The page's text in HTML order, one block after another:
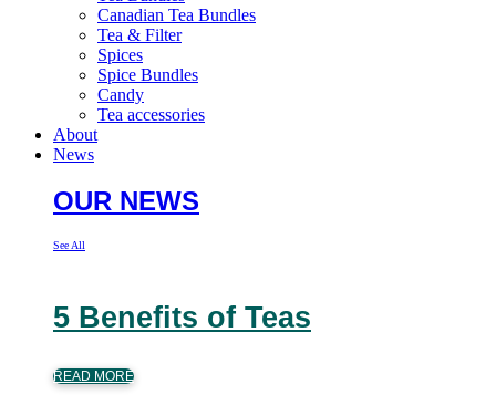
Canadian Tea Bundles
Tea & Filter
Spices
Spice Bundles
Candy
Tea accessories
About
News
OUR NEWS
See All
5 Benefits of Teas
READ MORE